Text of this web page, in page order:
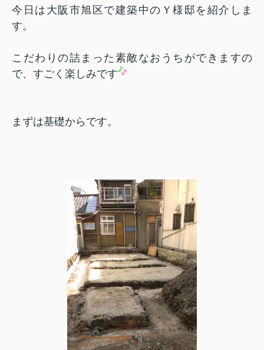
今日は大阪市旭区で建築中のＹ様邸を紹介しま
す。
こだわりの詰まった素敵なおうちができますの
で、すごく楽しみです
まずは基礎からです。